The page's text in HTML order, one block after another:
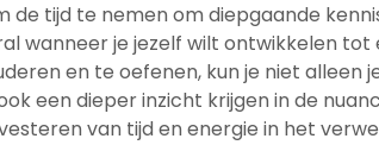
de tijd te nemen om diepgaande
wanneer je jezelf wilt ontwikkelen tot
en te oefenen, kun je niet alleen
een dieper inzicht krijgen in de
van tijd en energie in het